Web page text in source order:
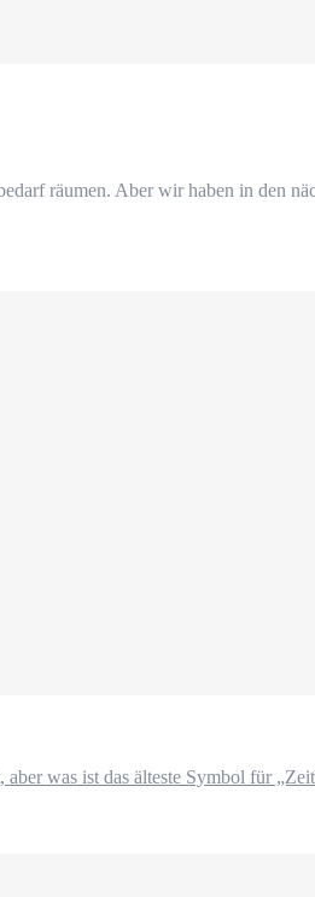
räumen. Aber wir haben in den
was ist das älteste Symbol für